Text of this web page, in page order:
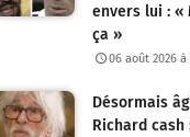
envers lui : «
ça »
06 août 2026 à
Désormais
Richard